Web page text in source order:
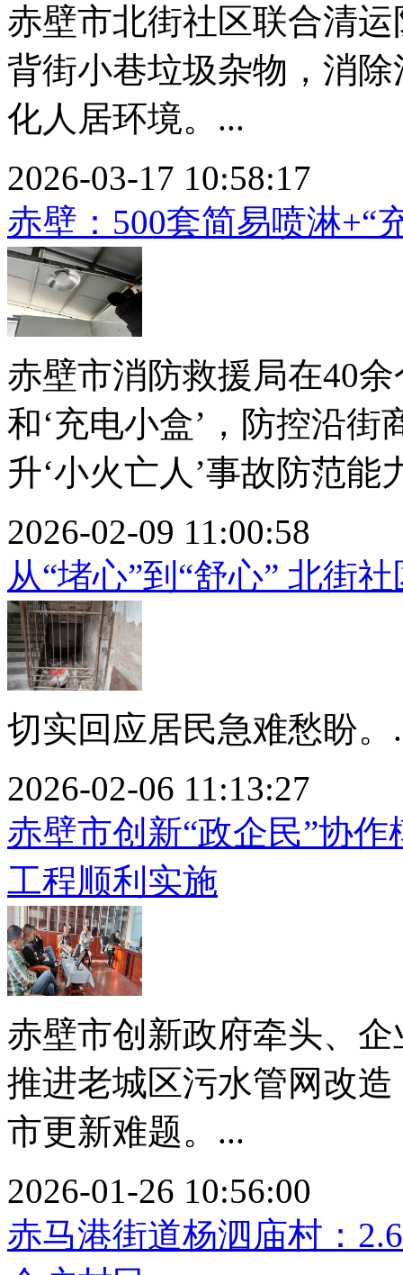
赤壁市北街社区联合清
背街小巷垃圾杂物，消
化人居环境。...
2026-03-17 10:58:17
赤壁：500套简易喷淋+“
赤壁市消防救援局在40
和‘充电小盒’，防控沿
升‘小火亡人’事故防范能
2026-02-09 11:00:58
从“堵心”到“舒心” 北街
切实回应居民急难愁盼。
2026-02-06 11:13:27
赤壁市创新“政企民”协
工程顺利实施
赤壁市创新政府牵头、
推进老城区污水管网改
市更新难题。...
2026-01-26 10:56:00
赤马港街道杨泗庙村：